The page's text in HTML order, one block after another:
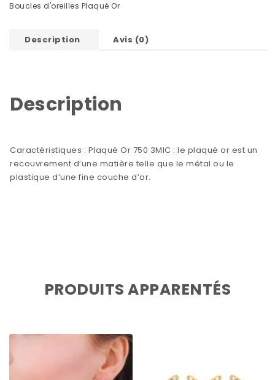
Boucles d'oreilles Plaqué Or
Description Avis (0)
Description
Caractéristiques : Plaqué Or 750 3MIC : le plaqué or est un
recouvrement d’une matière telle que le métal ou le
plastique d’une fine couche d’or.
PRODUITS APPARENTÉS